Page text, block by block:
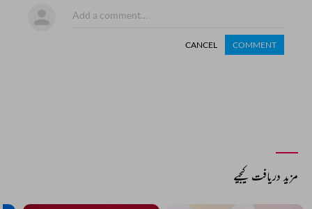
CANCEL COMMENT
مزید دریافت کیجیے